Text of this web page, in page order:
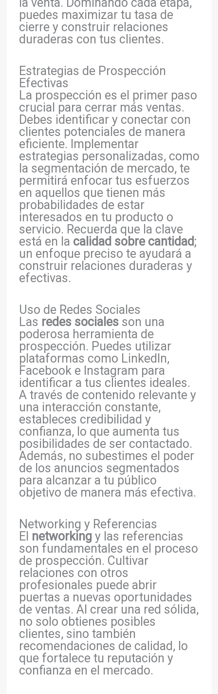
puedes maximizar tu tasa de
cierre y construir relaciones
duraderas con tus clientes.
Estrategias de Prospección
Efectivas
La prospección es el primer paso
crucial para cerrar más ventas.
Debes identificar y conectar con
clientes potenciales de manera
eficiente. Implementar
estrategias personalizadas, como
la segmentación de mercado, te
permitirá enfocar tus esfuerzos
en aquellos que tienen más
probabilidades de estar
interesados en tu producto o
servicio. Recuerda que la clave
está en la calidad sobre cantidad;
un enfoque preciso te ayudará a
construir relaciones duraderas y
efectivas.
Uso de Redes Sociales
Las redes socialesson una
poderosa herramienta de
prospección. Puedes utilizar
plataformas como LinkedIn,
Facebook e Instagram para
identificar a tus clientes ideales.
A través de contenido relevante y
una interacción constante,
estableces credibilidad y
confianza, lo que aumenta tus
posibilidades de ser contactado.
Además, no subestimes el poder
de los anuncios segmentados
para alcanzar a tu público
objetivo de manera más efectiva.
Networking y Referencias
El networkingy las referencias
son fundamentales en el proceso
de prospección. Cultivar
relaciones con otros
profesionales puede abrir
puertas a nuevas oportunidades
de ventas. Al crear una red sólida,
no solo obtienes posibles
clientes, sino también
recomendaciones de calidad, lo
que fortalece tu reputación y
confianza en el mercado.